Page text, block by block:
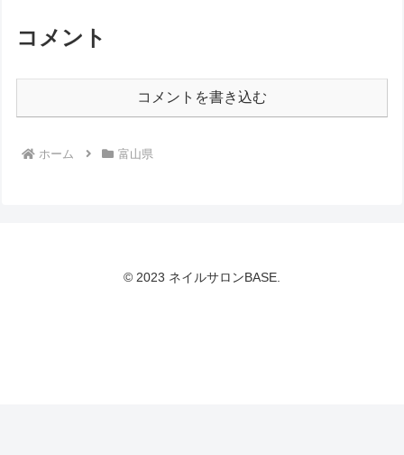
コメント
コメントを書き込む
ホーム 富山県
© 2023 ネイルサロンBASE.